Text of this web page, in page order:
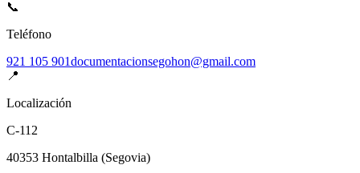
📞
Teléfono
921 105 901documentacionsegohon@gmail.com
📍
Localización
C-112
40353 Hontalbilla (Segovia)